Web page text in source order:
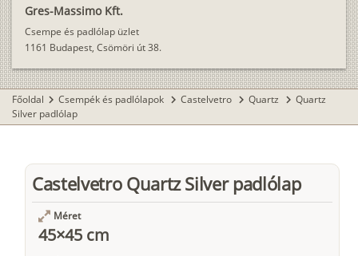
Gres-Massimo Kft.
Csempe és padlólap üzlet
1161 Budapest, Csömöri út 38.
Főoldal chevron_right Csempék és padlólapok chevron_right Castelvetro chevron_right Quartz chevron_right Quartz
Silver padlólap
Castelvetro Quartz Silver padlólap
Méret
45×45 cm